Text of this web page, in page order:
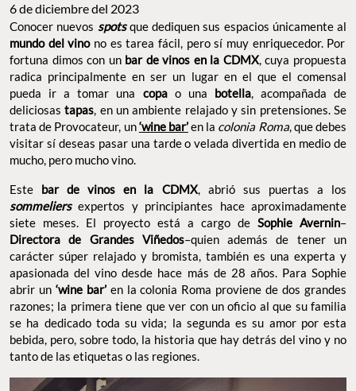
6 de diciembre del 2023
Conocer nuevos spotsque dediquen sus espacios únicamente al
mundo del vinono es tarea fácil, pero sí muy enriquecedor. Por
fortuna dimos con unbar de vinos en la CDMX, cuya propuesta
radica principalmente en ser un lugar en el que el comensal
pueda ir a tomar una copao una botella, acompañada de
deliciosastapas, en un ambiente relajado y sin pretensiones. Se
trata de Provocateur, un‘wine bar’en la colonia Roma, que debes
visitar sí deseas pasar una tarde o velada divertida en medio de
mucho, pero mucho vino.
Este bar de vinos en la CDMX, abrió sus puertas a los
sommeliersexpertos y principiantes hace aproximadamente
siete meses. El proyecto está a cargo de Sophie Avernin–
Directora de Grandes Viñedos–quien además de tener un
carácter súper relajado y bromista, también es una experta y
apasionada del vino desde hace más de 28 años. Para Sophie
abrir un ‘wine bar’en la colonia Roma proviene de dos grandes
razones; la primera tiene que ver con un oficio al que su familia
se ha dedicado toda su vida; la segunda es su amor por esta
bebida, pero, sobre todo, la historia que hay detrás del vino y no
tanto de las etiquetas o las regiones.